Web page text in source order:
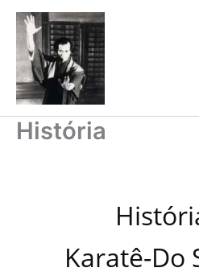
para
conteúdo
História
Karatê-Do